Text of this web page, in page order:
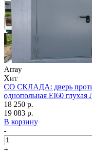
Array
Хит
СО СКЛАДА: дверь
однопольная EI60
18 250 р.
19 083 р.
В корзину
-
+